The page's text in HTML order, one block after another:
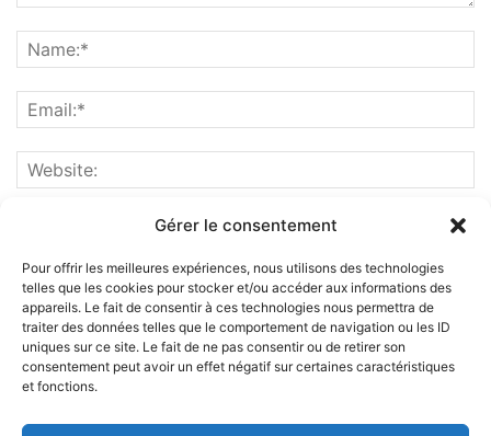
Gérer le consentement
Pour offrir les meilleures expériences, nous utilisons des technologies
telles que les cookies pour stocker et/ou accéder aux informations des
appareils. Le fait de consentir à ces technologies nous permettra de
traiter des données telles que le comportement de navigation ou les ID
uniques sur ce site. Le fait de ne pas consentir ou de retirer son
consentement peut avoir un effet négatif sur certaines caractéristiques
et fonctions.
ABOUT US